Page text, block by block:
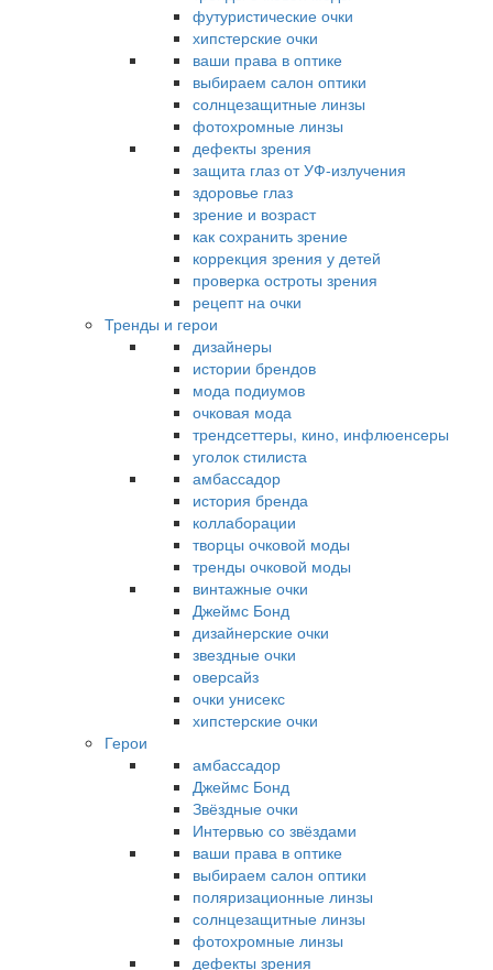
футуристические очки
хипстерские очки
ваши права в оптике
выбираем салон оптики
солнцезащитные линзы
фотохромные линзы
дефекты зрения
защита глаз от УФ-излучения
здоровье глаз
зрение и возраст
как сохранить зрение
коррекция зрения у детей
проверка остроты зрения
рецепт на очки
Тренды и герои
дизайнеры
истории брендов
мода подиумов
очковая мода
трендсеттеры, кино, инфлюенсеры
уголок стилиста
амбассадор
история бренда
коллаборации
творцы очковой моды
тренды очковой моды
винтажные очки
Джеймс Бонд
дизайнерские очки
звездные очки
оверсайз
очки унисекс
хипстерские очки
Герои
амбассадор
Джеймс Бонд
Звёздные очки
Интервью со звёздами
ваши права в оптике
выбираем салон оптики
поляризационные линзы
солнцезащитные линзы
фотохромные линзы
дефекты зрения